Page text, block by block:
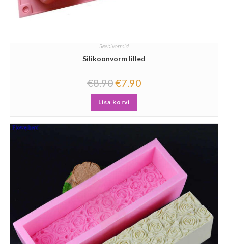
Seebivormid
Silikoonvorm lilled
€8.90€7.90
Lisa korvi